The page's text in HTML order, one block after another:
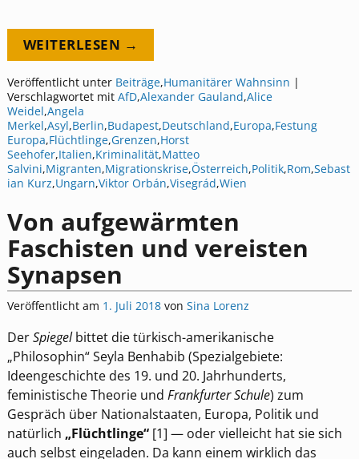
WEITERLESEN →
Veröffentlicht unter Beiträge,Humanitärer Wahnsinn |
Verschlagwortet mit AfD,Alexander Gauland,Alice
Weidel,Angela
Merkel,Asyl,Berlin,Budapest,Deutschland,Europa,Festung
Europa,Flüchtlinge,Grenzen,Horst
Seehofer,Italien,Kriminalität,Matteo
Salvini,Migranten,Migrationskrise,Österreich,Politik,Rom,Sebast
ian Kurz,Ungarn,Viktor Orbán,Visegrád,Wien
Von aufgewärmten
Faschisten und vereisten
Synapsen
Veröffentlicht am 1. Juli 2018 von Sina Lorenz
DerSpiegelbittet die türkisch-amerikanische
„Philosophin“ Seyla Benhabib (Spezialgebiete:
Ideengeschichte des 19. und 20. Jahrhunderts,
feministische Theorie und Frankfurter Schule) zum
Gespräch über Nationalstaaten, Europa, Politik und
natürlich „Flüchtlinge“[1] — oder vielleicht hat sie sich
auch selbst eingeladen. Da kann einem wirklich das